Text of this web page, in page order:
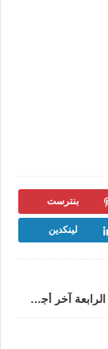
بنترست
لينكدين
جماعة سلا : مباراة توظيف 10 تقنيين من الدرجة الرابعة آخر أجل 18 يوليوز 2023